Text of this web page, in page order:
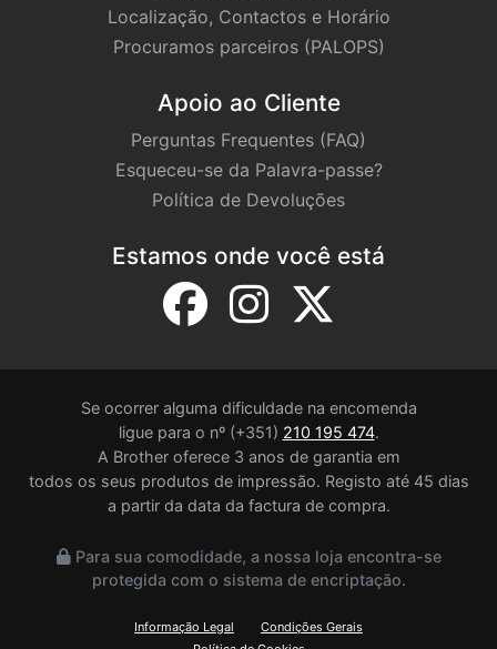
Localização, Contactos e Horário
Procuramos parceiros (PALOPS)
Apoio ao Cliente
Perguntas Frequentes (FAQ)
Esqueceu-se da Palavra-passe?
Política de Devoluções
Estamos onde você está
Se ocorrer alguma dificuldade na encomenda
ligue para o nº (+351) 210 195 474.
A Brother oferece 3 anos de garantia em
todos os seus produtos de impressão. Registo até 45 dias
a partir da data da factura de compra.
Para sua comodidade, a nossa loja encontra-se
protegida com o sistema de encriptação.
Informação Legal
Condições Gerais